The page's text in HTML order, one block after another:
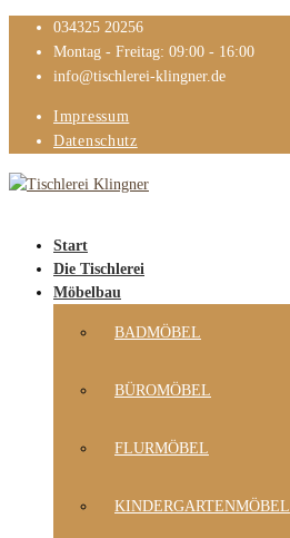
034325 20256
Montag - Freitag: 09:00 - 16:00
info@tischlerei-klingner.de
Impressum
Datenschutz
Start
Die Tischlerei
Möbelbau
BADMÖBEL
BÜROMÖBEL
FLURMÖBEL
KINDERGARTENMÖBEL